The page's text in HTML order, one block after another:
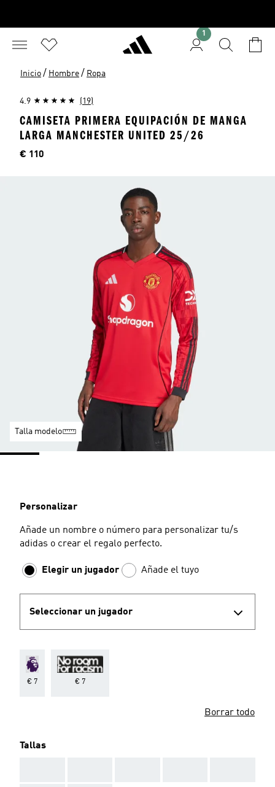
1
Inicio / Hombre / Ropa
4.9 (19)
CAMISETA PRIMERA EQUIPACIÓN DE MANGA
LARGA MANCHESTER UNITED 25/26
Precio
€ 110
Talla modelo
Personalizar
Añade un nombre o número para personalizar tu/s
adidas o crear el regalo perfecto.
Elegir un jugador Añade el tuyo
Seleccionar un jugador
€ 7 € 7
Borrar todo
Tallas